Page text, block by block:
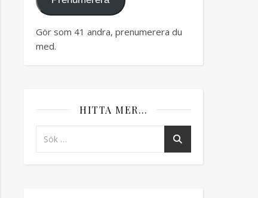
Gör som 41 andra, prenumerera du
med.
HITTA MER…